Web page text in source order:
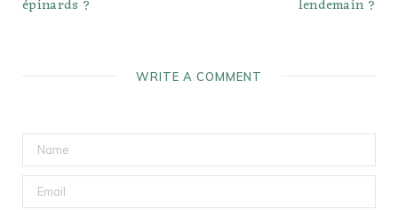
épinards ? lendemain ?
WRITE A COMMENT